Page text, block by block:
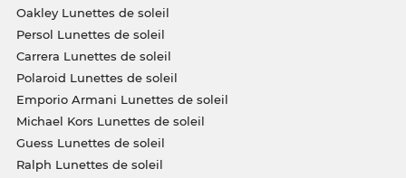
Oakley Lunettes de soleil
Persol Lunettes de soleil
Carrera Lunettes de soleil
Polaroid Lunettes de soleil
Emporio Armani Lunettes de soleil
Michael Kors Lunettes de soleil
Guess Lunettes de soleil
Ralph Lunettes de soleil